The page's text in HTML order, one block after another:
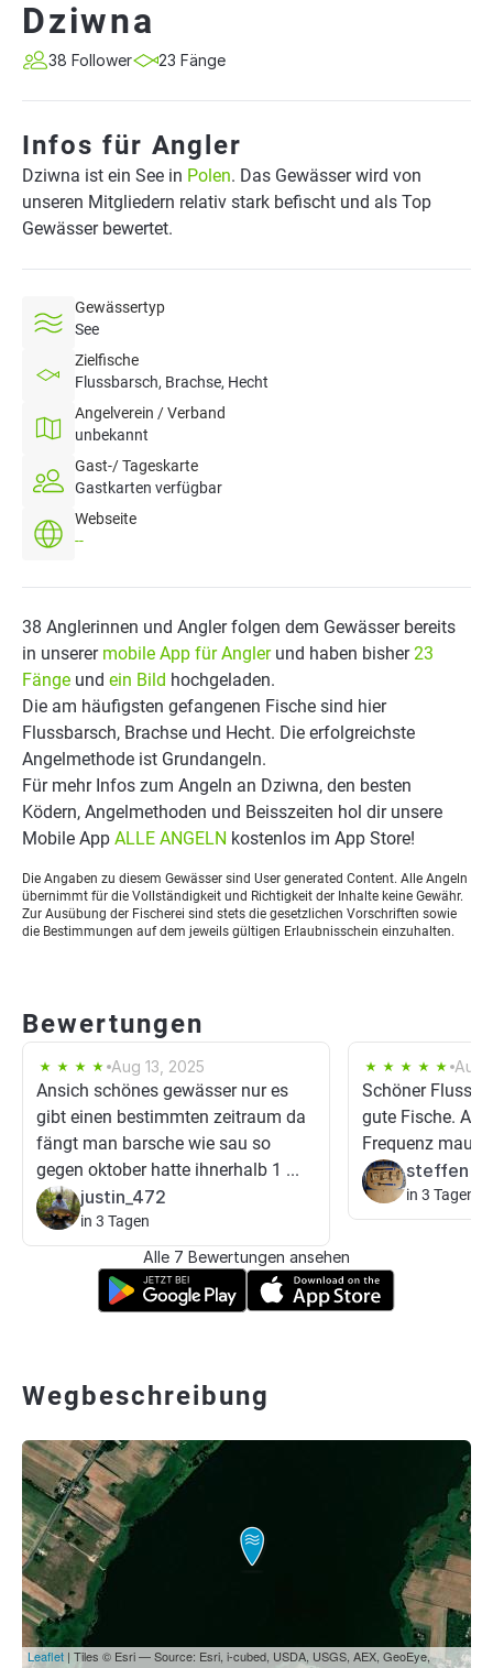
Dziwna
38 Follower 23 Fänge
Infos für Angler
Dziwna ist ein See in Polen. Das Gewässer wird von
unseren Mitgliedern relativ stark befischt und als Top
Gewässer bewertet.
Gewässertyp
See
Zielfische
Flussbarsch, Brachse, Hecht
Angelverein / Verband
unbekannt
Gast-/ Tageskarte
Gastkarten verfügbar
Webseite
--
38 Anglerinnen und Angler folgen dem Gewässer bereits
in unserer mobile App für Anglerund haben bisher23
Fänge und ein Bild hochgeladen.
Die am häufigsten gefangenen Fische sind hier
Flussbarsch, Brachse und Hecht. Die erfolgreichste
Angelmethode ist Grundangeln.
Für mehr Infos zum Angeln an Dziwna, den besten
Ködern, Angelmethoden und Beisszeiten hol dir unsere
Mobile App ALLE ANGELN kostenlos im App Store!
Die Angaben zu diesem Gewässer sind User generated Content. Alle Angeln
übernimmt für die Vollständigkeit und Richtigkeit der Inhalte keine Gewähr.
Zur Ausübung der Fischerei sind stets die gesetzlichen Vorschriften sowie
die Bestimmungen auf dem jeweils gültigen Erlaubnisschein einzuhalten.
Bewertungen
Aug 13, 2025
Ansich schönes gewässer nur es
gibt einen bestimmten zeitraum da
fängt man barsche wie sau so
gegen oktober hatte ihnerhalb 1 ...
justin_472
in 3 Tagen
Aug
Schöner Fluss.
gute Fische.
Frequenz mau is
steffen
in 3 Tagen
Alle 7 Bewertungen ansehen
Wegbeschreibung
Leaflet | Tiles © Esri — Source: Esri, i-cubed, USDA, USGS, AEX, GeoEye,